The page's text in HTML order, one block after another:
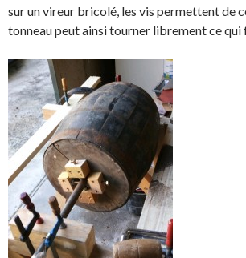
sur un vireur bricolé, les vis permettent de
tonneau peut ainsi tourner librement ce qui